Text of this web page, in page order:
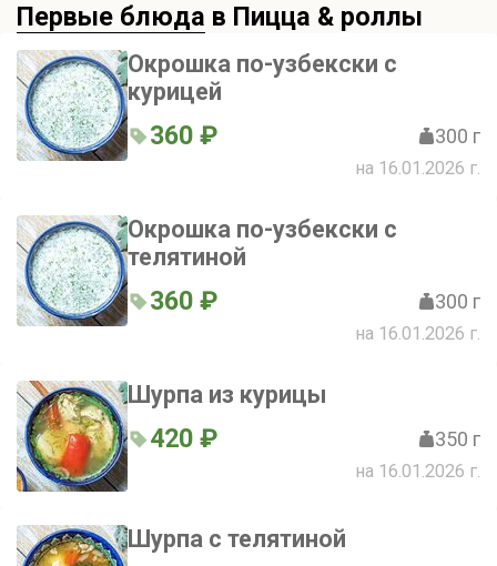
Первые блюда в Пицца & роллы
Окрошка по-узбекски с
курицей
360 ₽ 300 г
на 16.01.2026 г.
Окрошка по-узбекски с
телятиной
360 ₽ 300 г
на 16.01.2026 г.
Шурпа из курицы
420 ₽ 350 г
на 16.01.2026 г.
Шурпа с телятиной